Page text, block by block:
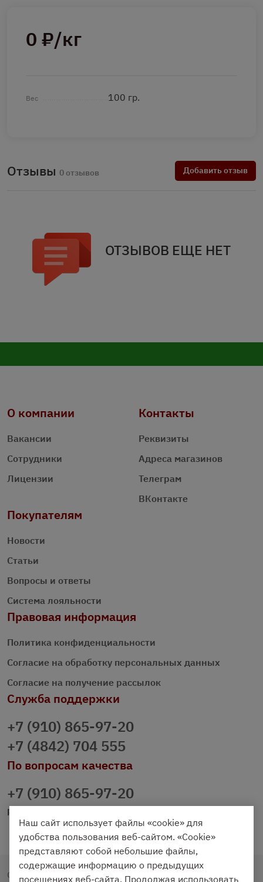
0 ₽/кг
Вес 100 гр.
Отзывы 0 отзывов Добавить отзыв
ОТЗЫВОВ ЕЩЕ НЕТ
О компании
Вакансии
Сотрудники
Лицензии
Контакты
Реквизиты
Адреса магазинов
Телеграм
ВКонтакте
Покупателям
Новости
Статьи
Вопросы и ответы
Система лояльности
Правовая информация
Политика конфиденциальности
Согласие на обработку персональных данных
Согласие на получение рассылок
Служба поддержки
+7 (910) 865-97-20
+7 (4842) 704 555
По вопросам качества
+7 (910) 865-97-20
prazdnichniy40@palmi.ru
Copyright © 2020 - 2026. Праздничный Стол.
Наш сайт использует файлы «cookie» для
удобства пользования веб-сайтом. «Cookie»
представляют собой небольшие файлы,
содержащие информацию о предыдущих
посещениях веб-сайта. Продолжая использовать